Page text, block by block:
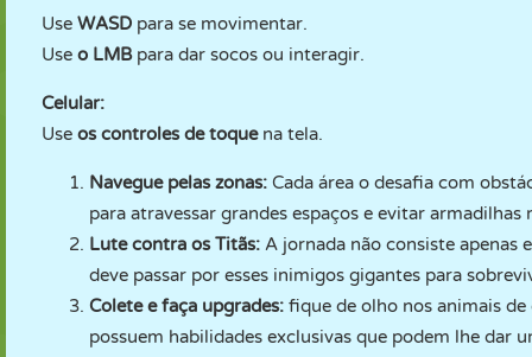
Use WASD para se movimentar.
Use o LMBpara dar socos ou interagir.
Celular:
Use os controles de toquena tela.
Navegue pelas zonas: Cada área o desafia com
para atravessar grandes espaços e evitar
Lute contra os Titãs: A jornada não consiste apenas
deve passar por esses inimigos gigantes para
Colete e faça upgrades: fique de olho nos animais
possuem habilidades exclusivas que podem lhe dar